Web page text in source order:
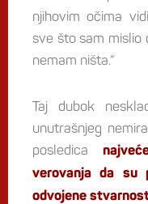
njihovim očima
sve što sam mislio
nemam ništa.“
Taj dubok
unutrašnjeg
posledica
verovanja da su
odvojene